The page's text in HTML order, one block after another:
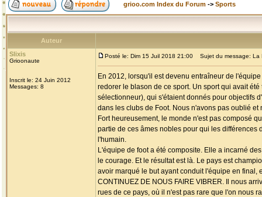
grioo.com Index du Forum -> Sports
Auteur
Slixis
Grioonaute
Inscrit le: 24 Juin 2012
Messages: 8
Posté le: Dim 15 Juil 2018 21:00 Sujet du message: La
En 2012, lorsqu'il est devenu entraîneur de
redorer le blason de ce sport. Un sport qui avait
sélectionneur), qui s'étaient donnés pour objectifs
dans les clubs de Foot. Nous n'avons pas oublié
Fort heureusement, le monde n'est pas composé
partie de ces âmes nobles pour qui les
l'humain.
L'équipe de foot a été composite. Elle a incarné
le courage. Et le résultat est là. Le pays est
avoir marqué le but ayant conduit l'équipe en final,
CONTINUEZ DE NOUS FAIRE VIBRER. Il nous
rues de ce pays, où il n'est pas rare que l'on nous